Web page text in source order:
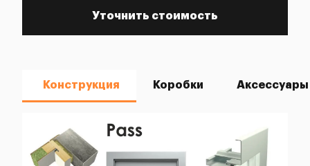
Уточнить стоимость
Конструкция Коробки Аксессуары